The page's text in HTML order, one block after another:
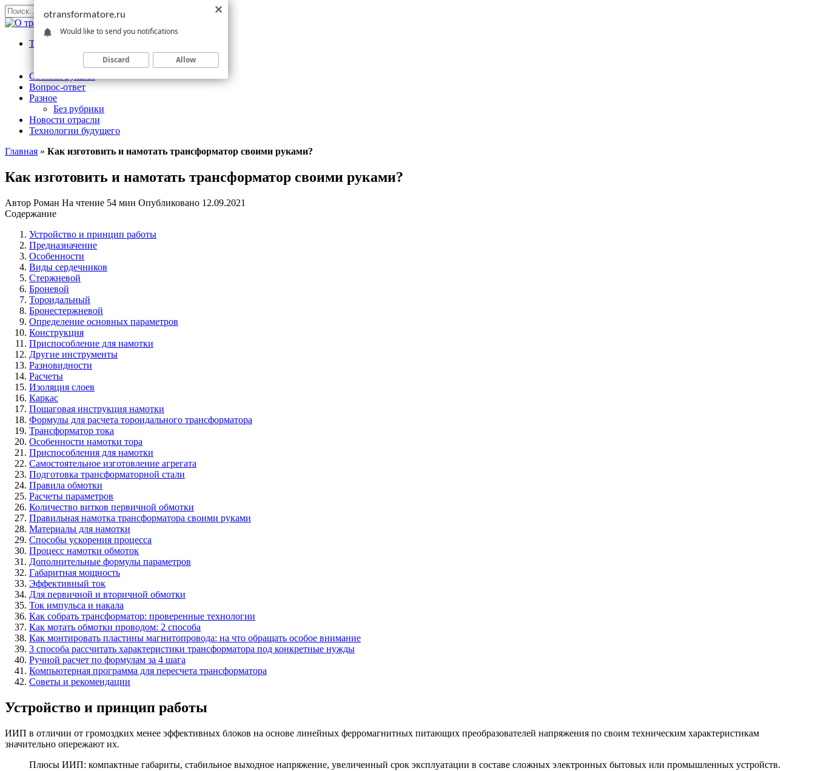
Перейти
к
содержанию
Search
for:
Трансформаторы
Измерительный
Силовой
Своими руками
Вопрос-ответ
Разное
Без рубрики
Новости отрасли
Технологии будущего
Главная » Как изготовить и намотать трансформатор своими руками?
Как изготовить и намотать трансформатор своими руками?
Автор Роман На чтение 54 мин Опубликовано 12.09.2021
Содержание
Устройство и принцип работы
Предназначение
Особенности
Виды сердечников
Стержневой
Броневой
Тороидальный
Бронестержневой
Определение основных параметров
Конструкция
Приспособление для намотки
Другие инструменты
Разновидности
Расчеты
Изоляция слоев
Каркас
Пошаговая инструкция намотки
Формулы для расчета тороидального трансформатора
Трансформатор тока
Особенности намотки тора
Приспособления для намотки
Самостоятельное изготовление агрегата
Подготовка трансформаторной стали
Правила обмотки
Расчеты параметров
Количество витков первичной обмотки
Правильная намотка трансформатора своими руками
Материалы для намотки
Способы ускорения процесса
Процесс намотки обмоток
Дополнительные формулы параметров
Габаритная мощность
Эффективный ток
Для первичной и вторичной обмотки
Ток импульса и накала
Как собрать трансформатор: проверенные технологии
Как мотать обмотки проводом: 2 способа
Как монтировать пластины магнитопровода: на что обращать особое внимание
3 способа рассчитать характеристики трансформатора под конкретные нужды
Ручной расчет по формулам за 4 шага
Компьютерная программа для пересчета трансформатора
Советы и рекомендации
Устройство и принцип работы
ИИП в отличии от громоздких менее эффективных блоков на основе линейных ферромагнитных питающих преобразователей напряжения по своим техническим характеристикам
значительно опережают их.
Плюсы ИИП: компактные габариты, стабильное выходное напряжение, увеличенный срок эксплуатации в составе сложных электронных бытовых или промышленных устройств.
otransformatore.ru
Would like to send you notifications
Discard Allow